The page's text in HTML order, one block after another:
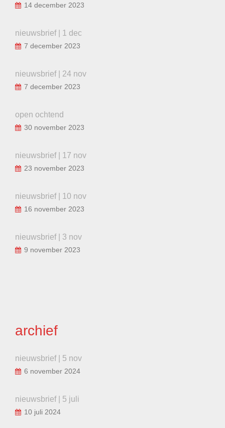
14 december 2023
nieuwsbrief | 1 dec
7 december 2023
nieuwsbrief | 24 nov
7 december 2023
open ochtend
30 november 2023
nieuwsbrief | 17 nov
23 november 2023
nieuwsbrief | 10 nov
16 november 2023
nieuwsbrief | 3 nov
9 november 2023
archief
nieuwsbrief | 5 nov
6 november 2024
nieuwsbrief | 5 juli
10 juli 2024